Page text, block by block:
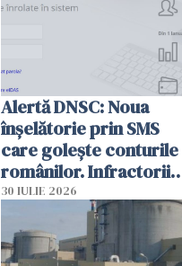
Alertă DNSC: Noua
înșelătorie prin SMS
care golește conturile
românilor. Infractorii
folosesc numele
Ghișeul.ro și al Poliției
Române
30 IULIE 2026